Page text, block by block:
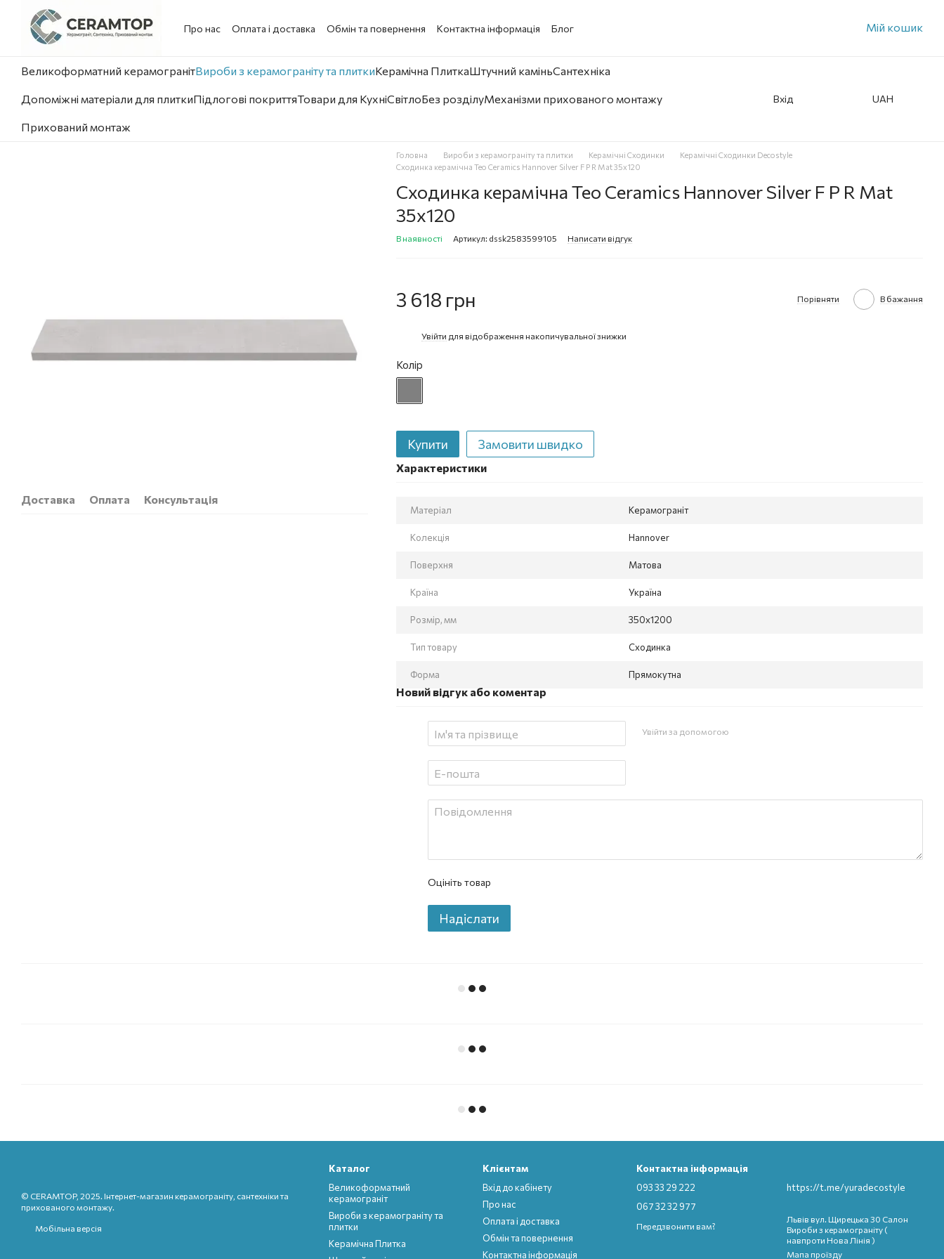
Перейти до основного контенту
Про нас
Оплата і доставка Обмін та повернення Контактна інформація Блог Мій кошик
Великоформатний керамогранітВироби з керамограніту та плиткиКерамічна ПлиткаШтучний каміньСантехніка
Допоміжні матеріали для плиткиПідлогові покриттяТовари для КухніСвітлоБез розділуМеханізми прихованого монтажу
Прихований монтаж
Вхід UAH
Доставка Оплата Консультація
Головна Вироби з керамограніту та плитки Керамічні Сходинки
Керамічні Сходинки Decostyle
Сходинка керамічна Teo Ceramics Hannover Silver F P R Mat 35x120
Сходинка керамічна Teo Ceramics Hannover Silver F P R Mat
35x120
В наявності Артикул: dssk2583599105 Написати відгук
3 618 грн Порівняти В бажання
Увійти для відображення накопичувальної знижки
Колір
Купити Замовити швидко
Характеристики
Матеріал Керамограніт
Колекція Hannover
Поверхня Матова
Країна Україна
Розмір, мм 350x1200
Тип товару Сходинка
Форма Прямокутна
Новий відгук або коментар
Увійти за допомогою
Оцініть товар
Надіслати
© CERAMTOP, 2025. Інтернет-магазин керамограніту, сантехніки та
прихованого монтажу.
Мобільна версія
Каталог
Великоформатний
керамограніт
Вироби з керамограніту та
плитки
Керамічна Плитка
Клієнтам
Вхід до кабінету
Про нас
Оплата і доставка
Обмін та повернення
Контактна інформація
Контактна інформація
093 33 29 222
067 32 32 977
Передзвонити вам?
https://t.me/yuradecostyle
Львів вул. Щирецька 30 Салон
Вироби з керамограніту (
навпроти Нова Лінія )
Мапа проїзду